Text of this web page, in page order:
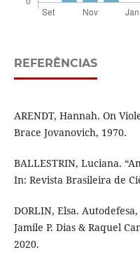
REFERÊNCIAS
ARENDT, Hannah. On
Brace Jovanovich, 1970.
BALLESTRIN, Luciana.
In: Revista Brasileira de
DORLIN, Elsa.
Jamile P. Dias & Raquel
2020.